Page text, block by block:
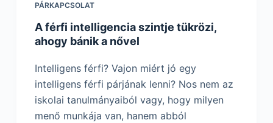
PÁRKAPCSOLAT
A férfi intelligencia szintje tükrözi,
ahogy bánik a nővel
Intelligens férfi? Vajon miért jó egy
intelligens férfi párjának lenni? Nos nem az
iskolai tanulmányaiból vagy, hogy milyen
menő munkája van, hanem abból